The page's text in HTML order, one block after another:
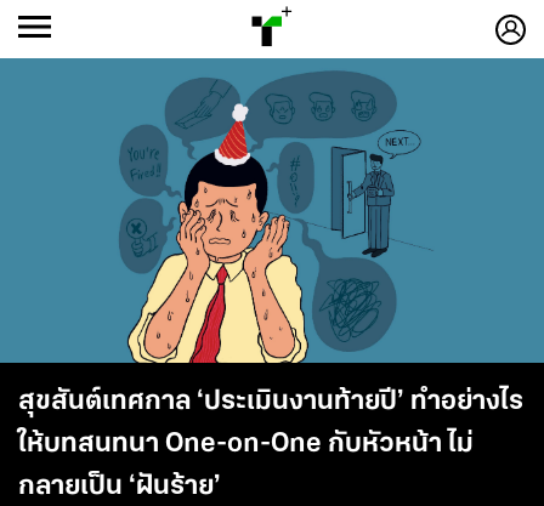
สุขสันต์เทศกาล ‘ประเมินงานท้ายปี’ ทำอย่างไร
ให้บทสนทนา One-on-One กับหัวหน้า ไม่
กลายเป็น ‘ฝันร้าย’
-ก